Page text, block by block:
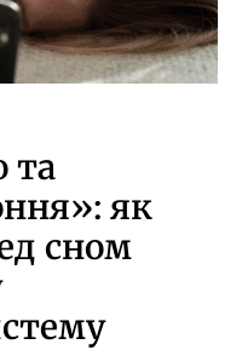
та
як
сном